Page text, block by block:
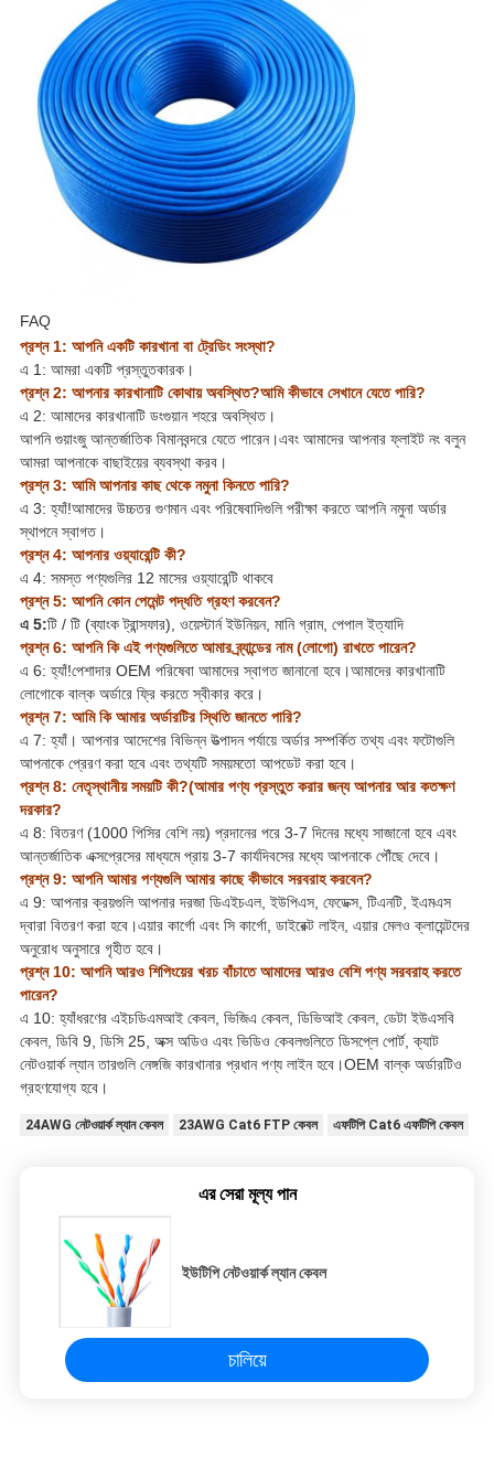
FAQ
প্রশ্ন 1: আপনি একটি কারখানা বা ট্রেডিং সংস্থা?
এ 1: আমরা একটি প্রস্তুতকারক।
প্রশ্ন 2: আপনার কারখানাটি কোথায় অবস্থিত?আমি কীভাবে সেখানে যেতে পারি?
এ 2: আমাদের কারখানাটি ডংগুয়ান শহরে অবস্থিত।
আপনি গুয়াংজু আন্তর্জাতিক বিমানবন্দরে যেতে পারেন।এবং আমাদের আপনার ফ্লাইট নং বলুন
আমরা আপনাকে বাছাইয়ের ব্যবস্থা করব।
প্রশ্ন 3: আমি আপনার কাছ থেকে নমুনা কিনতে পারি?
এ 3: হ্যাঁ!আমাদের উচ্চতর গুণমান এবং পরিষেবাদিগুলি পরীক্ষা করতে আপনি নমুনা অর্ডার
স্থাপনে স্বাগত।
প্রশ্ন 4: আপনার ওয়্যারেন্টি কী?
এ 4: সমস্ত পণ্যগুলির 12 মাসের ওয়্যারেন্টি থাকবে
প্রশ্ন 5: আপনি কোন পেমেন্ট পদ্ধতি গ্রহণ করবেন?
এ 5:টি / টি (ব্যাংক ট্রান্সফার), ওয়েস্টার্ন ইউনিয়ন, মানি গ্রাম, পেপাল ইত্যাদি
প্রশ্ন 6: আপনি কি এই পণ্যগুলিতে আমার ব্র্যান্ডের নাম (লোগো) রাখতে পারেন?
এ 6: হ্যাঁ!পেশাদার OEM পরিষেবা আমাদের স্বাগত জানানো হবে।আমাদের কারখানাটি
লোগোকে বাল্ক অর্ডারে ফ্রি করতে স্বীকার করে।
প্রশ্ন 7: আমি কি আমার অর্ডারটির স্থিতি জানতে পারি?
এ 7: হ্যাঁ। আপনার আদেশের বিভিন্ন উত্পাদন পর্যায়ে অর্ডার সম্পর্কিত তথ্য এবং ফটোগুলি
আপনাকে প্রেরণ করা হবে এবং তথ্যটি সময়মতো আপডেট করা হবে।
প্রশ্ন 8: নেতৃস্থানীয় সময়টি কী?(আমার পণ্য প্রস্তুত করার জন্য আপনার আর কতক্ষণ
দরকার?
এ 8: বিতরণ (1000 পিসির বেশি নয়) প্রদানের পরে 3-7 দিনের মধ্যে সাজানো হবে এবং
আন্তর্জাতিক এক্সপ্রেসের মাধ্যমে প্রায় 3-7 কার্যদিবসের মধ্যে আপনাকে পৌঁছে দেবে।
প্রশ্ন 9: আপনি আমার পণ্যগুলি আমার কাছে কীভাবে সরবরাহ করবেন?
এ 9: আপনার ক্রয়গুলি আপনার দরজা ডিএইচএল, ইউপিএস, ফেডেক্স, টিএনটি, ইএমএস
দ্বারা বিতরণ করা হবে।এয়ার কার্গো এবং সি কার্গো, ডাইরেক্ট লাইন, এয়ার মেলও ক্লায়েন্টদের
অনুরোধ অনুসারে গৃহীত হবে।
প্রশ্ন 10: আপনি আরও শিপিংয়ের খরচ বাঁচাতে আমাদের আরও বেশি পণ্য সরবরাহ করতে
পারেন?
এ 10: হ্যাঁধরণের এইচডিএমআই কেবল, ভিজিএ কেবল, ডিভিআই কেবল, ডেটা ইউএসবি
কেবল, ডিবি 9, ডিসি 25, অক্স অডিও এবং ভিডিও কেবলগুলিতে ডিসপ্লে পোর্ট, ক্যাট
নেটওয়ার্ক ল্যান তারগুলি নেঙ্গজি কারখানার প্রধান পণ্য লাইন হবে।OEM বাল্ক অর্ডারটিও
গ্রহণযোগ্য হবে।
24AWG নেটওয়ার্ক ল্যান কেবল 23AWG Cat6 FTP কেবল এফটিপি Cat6 এফটিপি কেবল
এর সেরা মূল্য পান
ইউটিপি নেটওয়ার্ক ল্যান কেবল
চালিয়ে